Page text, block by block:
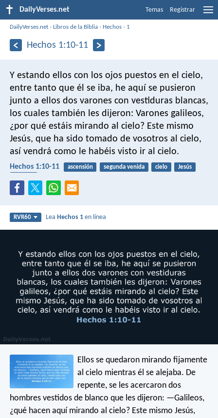
DailyVerses.net Temas Registrar
DailyVerses.net ›Libros de la Biblia › Hechos › 1
Hechos 1:10-11
Y estando ellos con los ojos puestos en el cielo,
entre tanto que él se iba, he aquí se pusieron
junto a ellos dos varones con vestiduras blancas,
los cuales también les dijeron: Varones galileos,
¿por qué estáis mirando al cielo? Este mismo
Jesús, que ha sido tomado de vosotros al cielo,
así vendrá como le habéis visto ir al cielo.
Hechos 1:10-11 ascensión segunda venida cielo
Jesús
RVR60 LeaHechos 1 en línea
Ellos se quedaron mirando fijamente
al cielo mientras él se alejaba. De
repente, se les acercaron dos
hombres vestidos de blanco que les dijeron: —Galileos,
¿qué hacen aquí mirando al cielo? Este mismo Jesús,